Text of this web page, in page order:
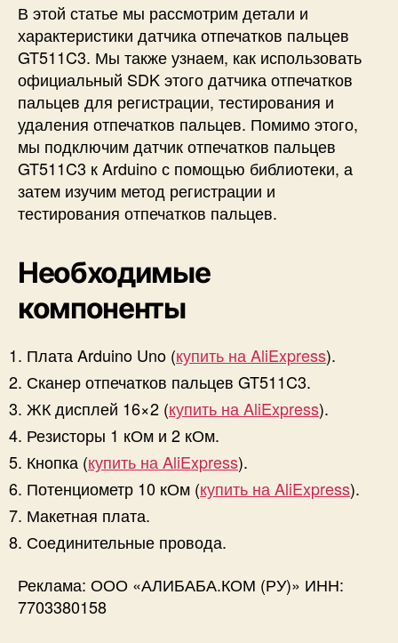
G
T
5
1
1
C
3
A
r
d
В этой статье мы рассмотрим детали и
характеристики датчика отпечатков пальцев
GT511C3. Мы также узнаем, как использовать
официальный SDK этого датчика отпечатков
пальцев для регистрации, тестирования и
удаления отпечатков пальцев. Помимо этого,
мы подключим датчик отпечатков пальцев
GT511C3 к Arduino с помощью библиотеки, а
затем изучим метод регистрации и
тестирования отпечатков пальцев.
Необходимые
компоненты
Плата Arduino Uno (купить на AliExpress).
Сканер отпечатков пальцев GT511C3.
ЖК дисплей 16×2 (купить на AliExpress).
Резисторы 1 кОм и 2 кОм.
Кнопка (купить на AliExpress).
Потенциометр 10 кОм (купить на AliExpress).
Макетная плата.
Соединительные провода.
Реклама: ООО «АЛИБАБА.КОМ (РУ)» ИНН:
7703380158